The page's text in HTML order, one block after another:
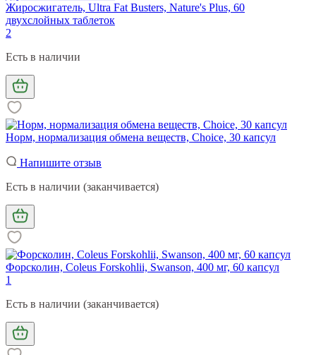
Жиросжигатель, Ultra Fat Busters, Nature's Plus, 60
двухслойных таблеток
2
Есть в наличии
Норм, нормализация обмена веществ, Choice, 30 капсул
Напишите отзыв
Есть в наличии (заканчивается)
Форсколин, Coleus Forskohlii, Swanson, 400 мг, 60 капсул
1
Есть в наличии (заканчивается)